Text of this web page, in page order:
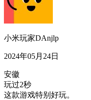
小米玩家DAnjlp
2024年05月24日
安徽
玩过2秒
这款游戏特别好玩。